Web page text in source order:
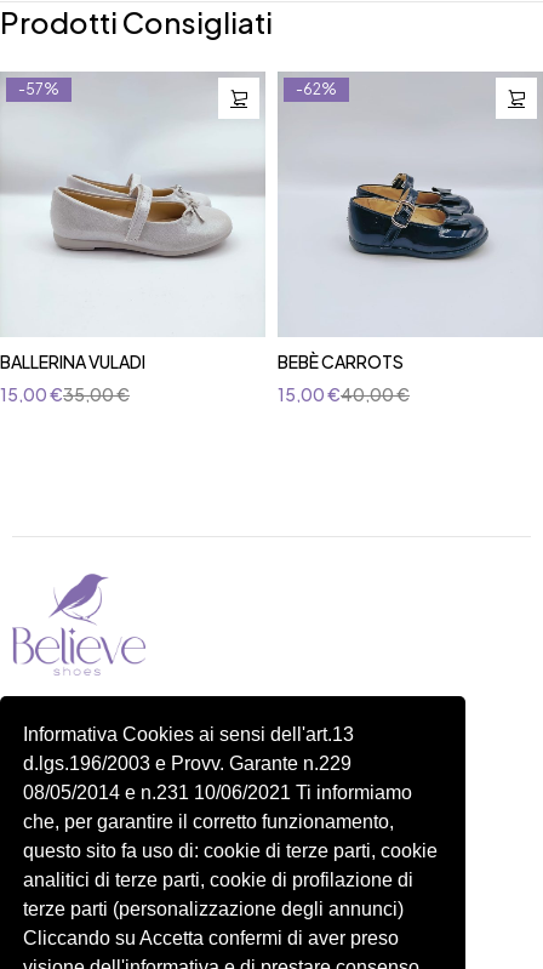
Informativa Cookies ai sensi dell'art.13
d.lgs.196/2003 e Provv. Garante n.229
08/05/2014 e n.231 10/06/2021 Ti informiamo
che, per garantire il corretto funzionamento,
questo sito fa uso di: cookie di terze parti, cookie
analitici di terze parti, cookie di profilazione di
terze parti (personalizzazione degli annunci)
Cliccando su Accetta confermi di aver preso
Prodotti Consigliati
-57%
BALLERINA VULADI
35,00€
15,00€
-62%
BEBÈ CARROTS
40,00€
15,00€
P.IVA 14822091006
N.REA: RM-1548401
C.SOCIALE: €10,00
334 918 4321
Shop
Donna
Account
Carrello
Profilo